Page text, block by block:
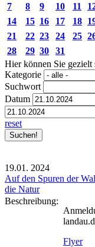
7
8 9 10 11
14
15 16 17 18
21
22 23 24 25
28
29 30
31
Hier können Sie gezielt
Kategorie
Suchwort
Datum
reset
19.01. 2024
Auf den Spuren der
die Natur
Beschreibung:
Flyer